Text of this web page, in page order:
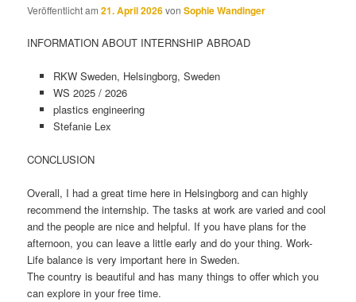
Veröffentlicht am21. April 2026vonSophie Wandinger
INFORMATION ABOUT INTERNSHIP ABROAD
RKW Sweden, Helsingborg, Sweden
WS 2025 / 2026
plastics engineering
Stefanie Lex
CONCLUSION
Overall, I had a great time here in Helsingborg and can highly
recommend the internship. The tasks at work are varied and cool
and the people are nice and helpful. If you have plans for the
afternoon, you can leave a little early and do your thing. Work-
Life balance is very important here in Sweden.
The country is beautiful and has many things to offer which you
can explore in your free time.